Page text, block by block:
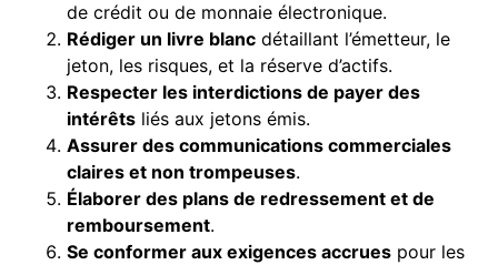
de crédit ou de monnaie électronique.
Rédiger un livre blanc détaillant l’émetteur, le
jeton, les risques, et la réserve d’actifs.
Respecter les interdictions de payer des
intérêts liés aux jetons émis.
Assurer des communications commerciales
claires et non trompeuses.
Élaborer des plans de redressement et de
remboursement.
Se conformer aux exigences accrues pour les